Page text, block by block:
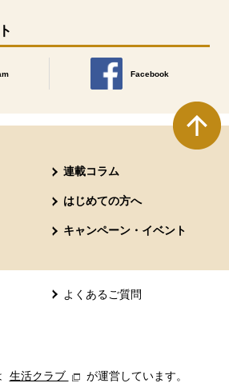
ドウで開きます。
Facebook
別のウィンドウで開きます
連載コラム
はじめての方へ
キャンペーン・イベント
よくあるご質問
生活クラブ 別のウィンドウで開きます。
が運営しています。